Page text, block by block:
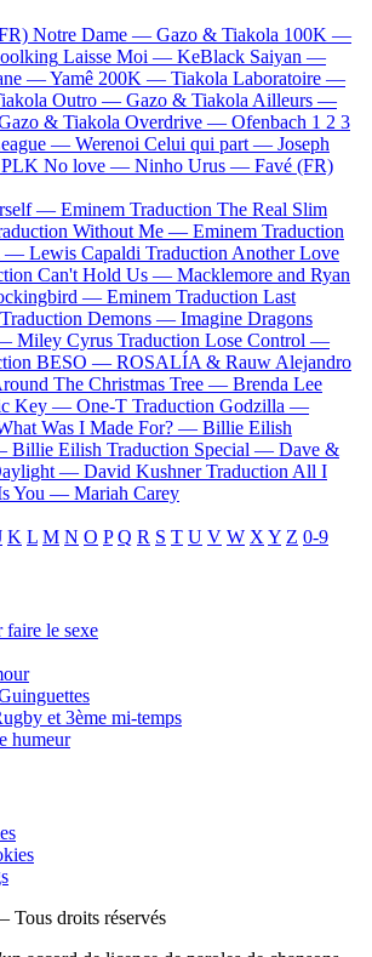
Notre Dame — Gazo & Tiakola 100K —
Laisse Moi — KeBlack Saiyan —
—Yamê 200K — Tiakola Laboratoire —
Outro — Gazo & Tiakola Ailleurs —
& Tiakola Overdrive — Ofenbach 1 2 3
— Werenoi Celui qui part — Joseph
PLK No love — Ninho Urus — Favé (FR)
— Eminem Traduction The Real Slim
Without Me — Eminem Traduction
— Lewis Capaldi Traduction Another Love
Can't Hold Us — Macklemore and Ryan
— Eminem Traduction Last
Traduction Demons — Imagine Dragons
Miley Cyrus Traduction Lose Control —
BESO — ROSALÍA & Rauw Alejandro
The Christmas Tree — Brenda Lee
Key — One-T Traduction Godzilla —
Was I Made For? — Billie Eilish
Billie Eilish Traduction Special — Dave &
— David Kushner Traduction All I
You — Mariah Carey
K L M N O P Q R S T U V W X Y Z 0-9
faire le sexe
et 3ème mi-temps
humeur
droits réservés